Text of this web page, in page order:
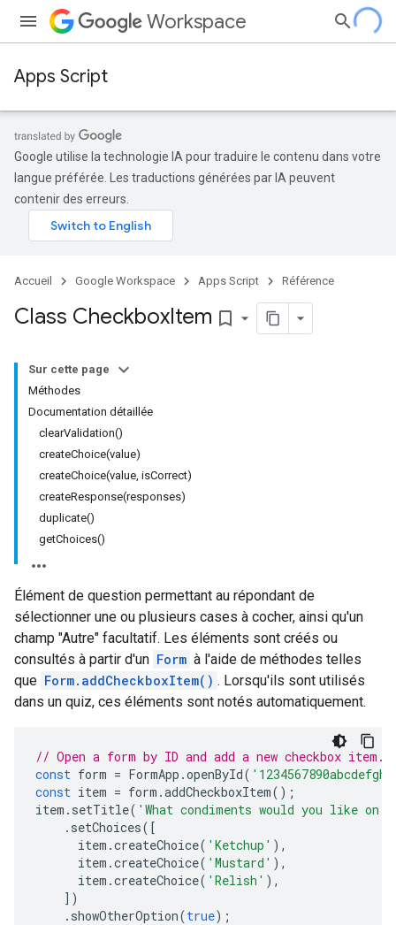
Workspace
Apps Script
Google utilise la technologie IA pour traduire le contenu dans votre
langue préférée. Les traductions générées par IA peuvent
contenir des erreurs.
Accueil Google Workspace Apps Script Référence
Class CheckboxItem bookmark_border
Sur cette page
Méthodes
Documentation détaillée
clearValidation()
createChoice(value)
createChoice(value, isCorrect)
createResponse(responses)
duplicate()
getChoices()
Élément de question permettant au répondant de
sélectionner une ou plusieurs cases à cocher, ainsi qu'un
champ "Autre" facultatif. Les éléments sont créés ou
consultés à partir d'un Form à l'aide de méthodes telles
que Form.addCheckboxItem() . Lorsqu'ils sont utilisés
dans un quiz, ces éléments sont notés automatiquement.
// Open a form by ID and add a new checkbox item.
const form = FormApp .openById(
const item = form .addCheckboxItem();
item . setTitle( 'What condiments would you like on
. setChoices([
item .createChoice( 'Ketchup' ),
item .createChoice( 'Mustard' ),
item .createChoice( 'Relish' ),
])
. showOtherOption(true);